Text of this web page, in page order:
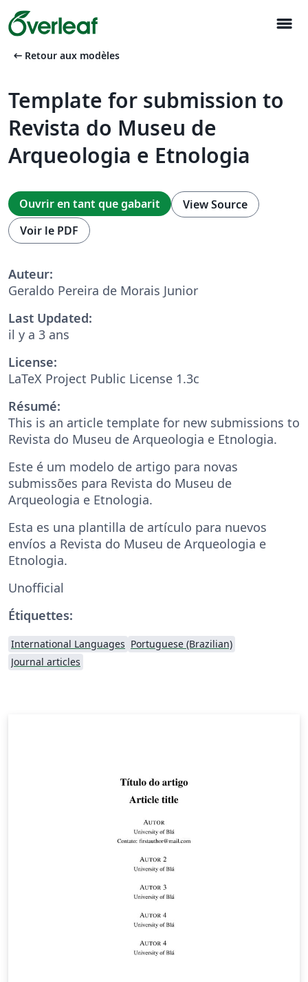
menu
arrow_left_alt Retour aux modèles
Template for submission to
Revista do Museu de
Arqueologia e Etnologia
Ouvrir en tant que gabarit
View Source
Voir le PDF
Auteur:
Geraldo Pereira de Morais Junior
Last Updated:
il y a 3 ans
License:
LaTeX Project Public License 1.3c
Résumé:
This is an article template for new submissions to
Revista do Museu de Arqueologia e Etnologia.
Este é um modelo de artigo para novas
submissões para Revista do Museu de
Arqueologia e Etnologia.
Esta es una plantilla de artículo para nuevos
envíos a Revista do Museu de Arqueologia e
Etnologia.
Unofficial
Étiquettes:
International Languages Portuguese (Brazilian)
Journal articles